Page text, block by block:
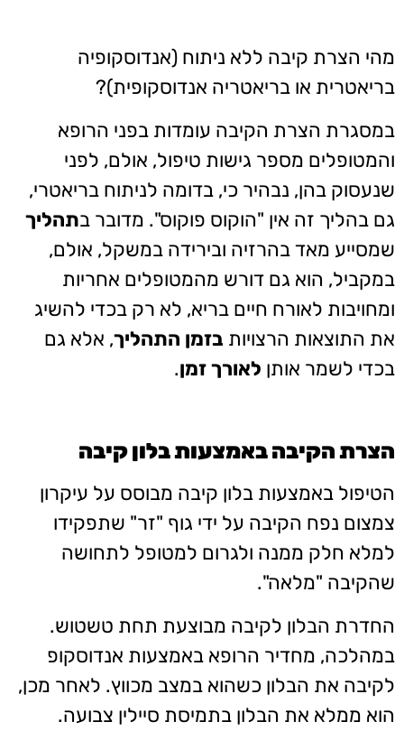
מהי הצרת קיבה ללא ניתוח (אנדוסקופיה
בריאטרית או בריאטריה אנדוסקופית)?
במסגרת הצרת הקיבה עומדות בפני הרופא
והמטופלים מספר גישות טיפול, אולם, לפני
שנעסוק בהן, נבהיר כי, בדומה לניתוח בריאטרי,
גם בהליך זה אין "הוקוס פוקוס". מדובר בתהליך
שמסייע מאד בהרזיה ובירידה במשקל, אולם,
במקביל, הוא גם דורש מהמטופלים אחריות
ומחויבות לאורח חיים בריא, לא רק בכדי להשיג
את התוצאות הרצויות בזמן התהליך, אלא גם
בכדי לשמר אותן לאורך זמן.
הצרת הקיבה באמצעות בלון קיבה
הטיפול באמצעות בלון קיבה מבוסס על עיקרון
צמצום נפח הקיבה על ידי גוף "זר" שתפקידו
למלא חלק ממנה ולגרום למטופל לתחושה
שהקיבה "מלאה".
החדרת הבלון לקיבה מבוצעת תחת טשטוש.
במהלכה, מחדיר הרופא באמצעות אנדוסקופ
לקיבה את הבלון כשהוא במצב מכווץ. לאחר מכן,
הוא ממלא את הבלון בתמיסת סיילין צבועה.